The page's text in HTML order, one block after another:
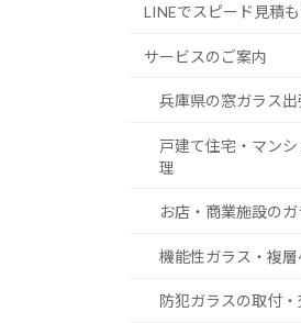
LINEでスピード見積も
サービスのご案内
兵庫県の窓ガラス
戸建て住宅・マン
理
お店・商業施設の
機能性ガラス・複層
防犯ガラスの取付・